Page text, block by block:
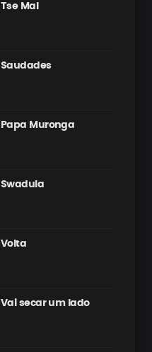
Tse Mal
Saudades
Papa Muronga
Swadula
Volta
Vai secar um lado